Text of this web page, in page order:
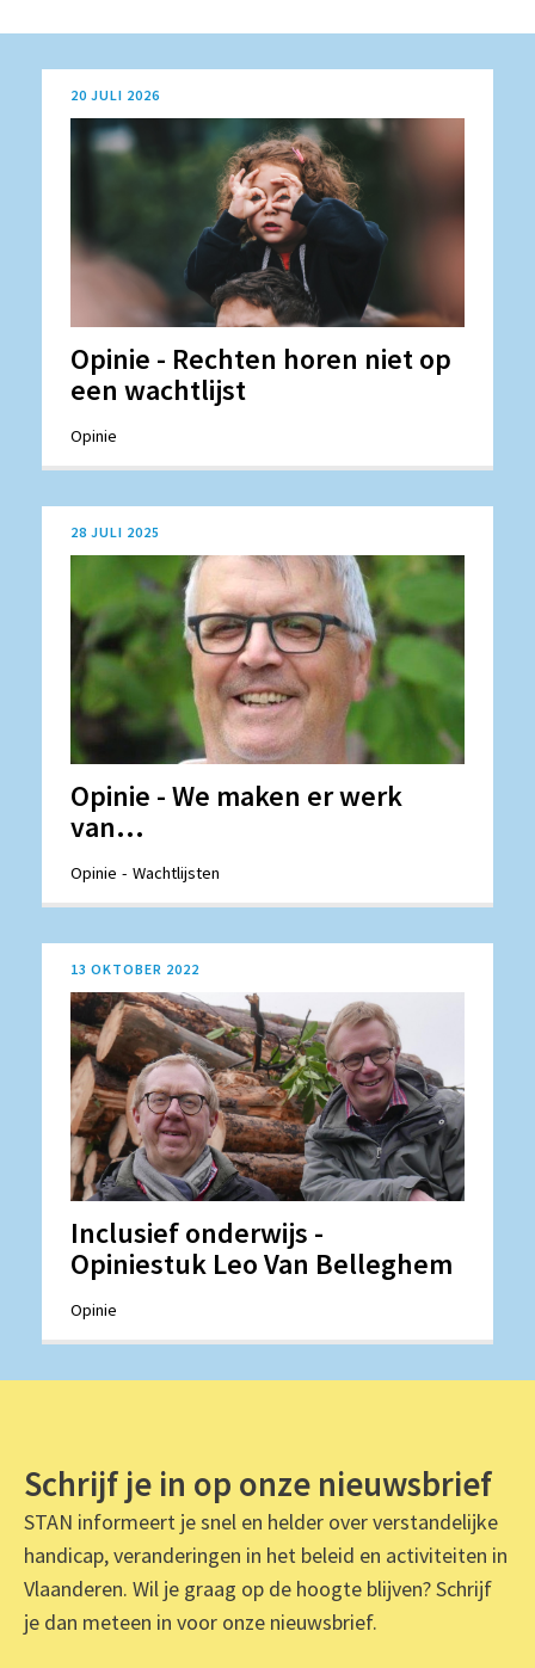
20 JULI 2026
Opinie - Rechten horen niet op
een wachtlijst
Opinie
28 JULI 2025
Opinie - We maken er werk
van...
Opinie Wachtlijsten
13 OKTOBER 2022
Inclusief onderwijs -
Opiniestuk Leo Van Belleghem
Opinie
Schrijf je in op onze nieuwsbrief
STAN informeert je snel en helder over verstandelijke
handicap, veranderingen in het beleid en activiteiten in
Vlaanderen. Wil je graag op de hoogte blijven? Schrijf
je dan meteen in voor onze nieuwsbrief.